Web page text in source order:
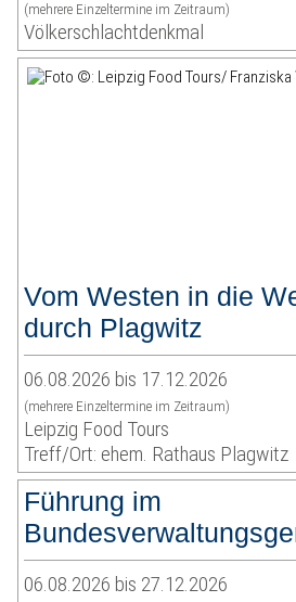
(mehrere Einzeltermine im Zeitraum)
Völkerschlachtdenkmal
Vom Westen in die
durch Plagwitz
06.08.2026 bis 17.12.2026
(mehrere Einzeltermine im Zeitraum)
Leipzig Food Tours
Treff/Ort: ehem. Rathaus Plagwitz
Führung im
06.08.2026 bis 27.12.2026